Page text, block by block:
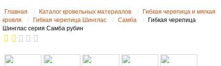
Главная Каталог кровельных материалов
Гибкая черепица и мягкая
кровля
Гибкая черепица Шинглас Самба
Гибкая черепица
Шинглас серия Самба рубин